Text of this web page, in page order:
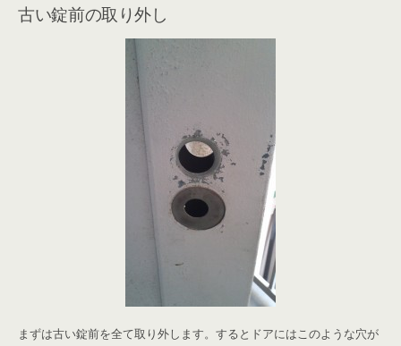
古い錠前の取り外し
まずは古い錠前を全て取り外します。するとドアにはこのような穴が